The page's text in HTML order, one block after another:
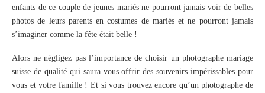
enfants de ce couple de jeunes mariés ne pourront jamais voir de belles
photos de leurs parents en costumes de mariés et ne pourront jamais
s’imaginer comme la fête était belle !
Alors ne négligez pas l’importance de choisir un photographe mariage
suisse de qualité qui saura vous offrir des souvenirs impérissables pour
vous et votre famille ! Et si vous trouvez encore qu’un photographe de